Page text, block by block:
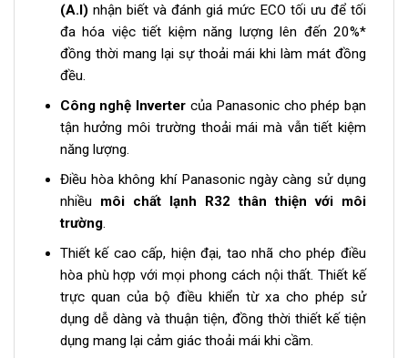
(A.I)nhận biết và đánh giá mức ECO tối ưu để tối
đa hóa việc tiết kiệm năng lượng lên đến 20%*
đồng thời mang lại sự thoải mái khi làm mát đồng
đều.
Công nghệ Invertercủa Panasonic cho phép bạn
tận hưởng môi trường thoải mái mà vẫn tiết kiệm
năng lượng.
Điều hòa không khí Panasonic ngày càng sử dụng
nhiều môi chất lạnh R32 thân thiện với môi
trường.
Thiết kế cao cấp, hiện đại, tao nhã cho phép điều
hòa phù hợp với mọi phong cách nội thất. Thiết kế
trực quan của bộ điều khiển từ xa cho phép sử
dụng dễ dàng và thuận tiện, đồng thời thiết kế tiện
dụng mang lại cảm giác thoải mái khi cầm.